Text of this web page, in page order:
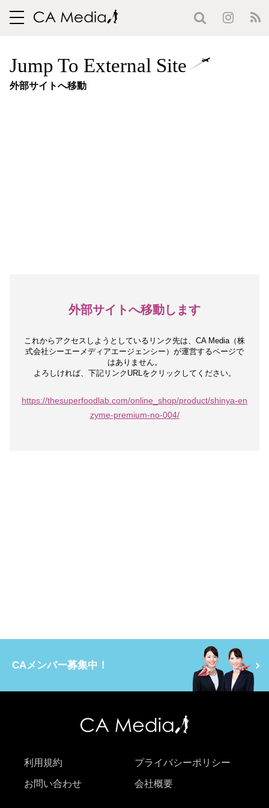
toggle
Jump To External Site
外部サイトへ移動
外部サイトへ移動します
これからアクセスしようとしているリンク先は、 CA Media（株
式会社シーエーメディアエージェンシー）が運営するページで
はありません。
よろしければ、下記リンクURLをクリックしてください。
https://thesuperfoodlab.com/online_shop/product/shinya-en
zyme-premium-no-004/
CAメンバー募集中！
利用規約 プライバシーポリシー
お問い合わせ 会社概要